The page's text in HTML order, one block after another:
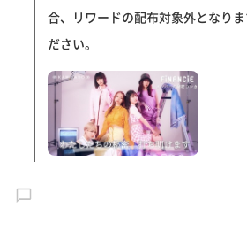
合、リワードの配布対象外となり
ださい。